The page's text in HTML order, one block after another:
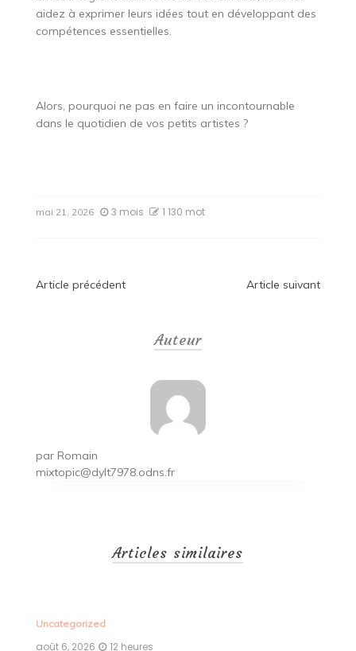
aidez à exprimer leurs idées tout en développant des
compétences essentielles.
Alors, pourquoi ne pas en faire un incontournable
dans le quotidien de vos petits artistes ?
mai 21, 2026 3 mois 1 130 mot
Navigation
Article précédent Article suivant
Auteur
par Romain
mixtopic@dylt7978.odns.fr
Articles similaires
Uncategorized
août 6, 2026 13 heures